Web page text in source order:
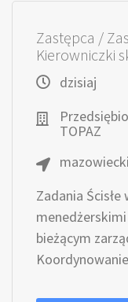
Zastępca /
Kierowniczki
dzisiaj
TOPAZ
Zadania Ścisłe
bieżącym